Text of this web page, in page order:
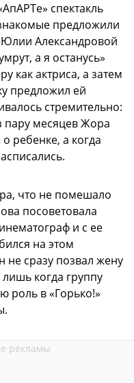
спектакль
предложили
Юлии Александровой
а я останусь»
как актриса, а затем
предложил ей
стремительно:
пару месяцев Жора
ребенке, а когда
что не помешало
посоветовала
и с ее
на этом
сразу позвал жену
когда группу
роль в «Горько!»